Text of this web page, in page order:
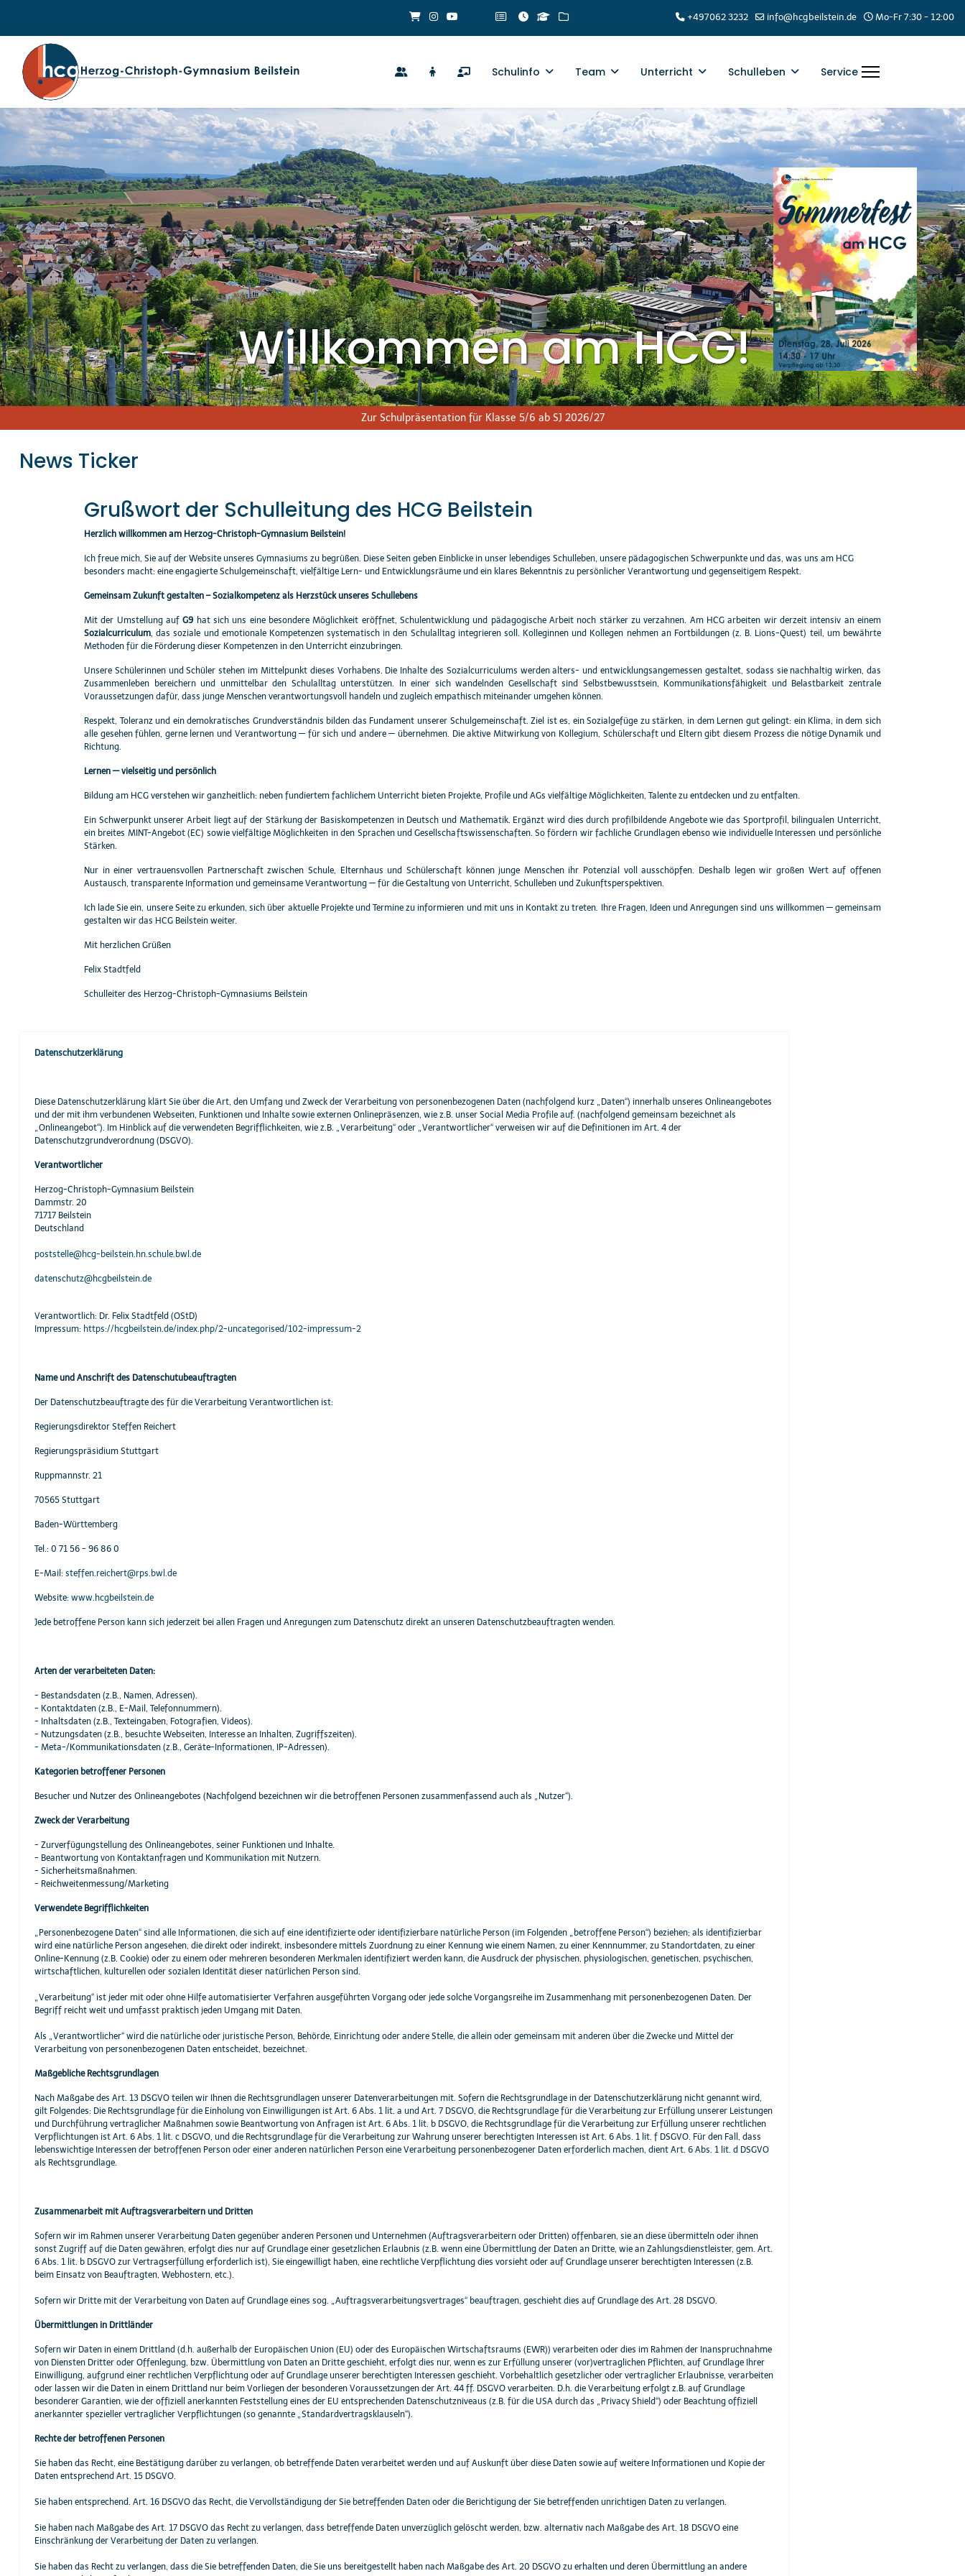
+497062 3232 info@hcgbeilstein.de Mo-Fr 7:30 - 12:00
Schulinfo Team Unterricht Schulleben Service
Willkommen am HCG!
Zur Schulpräsentation für Klasse 5/6 ab SJ 2026/27
News Ticker
Grußwort der Schulleitung des HCG Beilstein
Herzlich willkommen am Herzog-Christoph-Gymnasium Beilstein!
Ich freue mich, Sie auf der Website unseres Gymnasiums zu begrüßen. Diese Seiten geben Einblicke in unser lebendiges Schulleben, unsere pädagogischen Schwerpunkte und das, was uns am HCG
besonders macht: eine engagierte Schulgemeinschaft, vielfältige Lern- und Entwicklungsräume und ein klares Bekenntnis zu persönlicher Verantwortung und gegenseitigem Respekt.
Gemeinsam Zukunft gestalten – Sozialkompetenz als Herzstück unseres Schullebens
Mit der Umstellung aufG9 hat sich uns eine besondere Möglichkeit eröffnet, Schulentwicklung und pädagogische Arbeit noch stärker zu verzahnen. Am HCG arbeiten wir derzeit intensiv an einem
Sozialcurriculum, das soziale und emotionale Kompetenzen systematisch in den Schulalltag integrieren soll. Kolleginnen und Kollegen nehmen an Fortbildungen (z. B. Lions-Quest) teil, um bewährte
Methoden für die Förderung dieser Kompetenzen in den Unterricht einzubringen.
Unsere Schülerinnen und Schüler stehen im Mittelpunkt dieses Vorhabens. Die Inhalte des Sozialcurriculums werden alters- und entwicklungsangemessen gestaltet, sodass sie nachhaltig wirken, das
Zusammenleben bereichern und unmittelbar den Schulalltag unterstützen. In einer sich wandelnden Gesellschaft sind Selbstbewusstsein, Kommunikationsfähigkeit und Belastbarkeit zentrale
Voraussetzungen dafür, dass junge Menschen verantwortungsvoll handeln und zugleich empathisch miteinander umgehen können.
Respekt, Toleranz und ein demokratisches Grundverständnis bilden das Fundament unserer Schulgemeinschaft. Ziel ist es, ein Sozialgefüge zu stärken, in dem Lernen gut gelingt: ein Klima, in dem sich
alle gesehen fühlen, gerne lernen und Verantwortung — für sich und andere — übernehmen. Die aktive Mitwirkung von Kollegium, Schülerschaft und Eltern gibt diesem Prozess die nötige Dynamik und
Richtung.
Lernen — vielseitig und persönlich
Bildung am HCG verstehen wir ganzheitlich: neben fundiertem fachlichem Unterricht bieten Projekte, Profile und AGs vielfältige Möglichkeiten, Talente zu entdecken und zu entfalten.
Ein Schwerpunkt unserer Arbeit liegt auf der Stärkung der Basiskompetenzen in Deutsch und Mathematik. Ergänzt wird dies durch profilbildende Angebote wie das Sportprofil, bilingualen Unterricht,
ein breites MINT-Angebot (EC) sowie vielfältige Möglichkeiten in den Sprachen und Gesellschaftswissenschaften. So fördern wir fachliche Grundlagen ebenso wie individuelle Interessen und persönliche
Stärken.
Nur in einer vertrauensvollen Partnerschaft zwischen Schule, Elternhaus und Schülerschaft können junge Menschen ihr Potenzial voll ausschöpfen. Deshalb legen wir großen Wert auf offenen
Austausch, transparente Information und gemeinsame Verantwortung — für die Gestaltung von Unterricht, Schulleben und Zukunftsperspektiven.
Ich lade Sie ein, unsere Seite zu erkunden, sich über aktuelle Projekte und Termine zu informieren und mit uns in Kontakt zu treten. Ihre Fragen, Ideen und Anregungen sind uns willkommen — gemeinsam
gestalten wir das HCG Beilstein weiter.
Mit herzlichen Grüßen
Felix Stadtfeld
Schulleiter des Herzog-Christoph-Gymnasiums Beilstein
Datenschutzerklärung
Diese Datenschutzerklärung klärt Sie über die Art, den Umfang und Zweck der Verarbeitung von personenbezogenen Daten (nachfolgend kurz „Daten“) innerhalb unseres Onlineangebotes
und der mit ihm verbundenen Webseiten, Funktionen und Inhalte sowie externen Onlinepräsenzen, wie z.B. unser Social Media Profile auf. (nachfolgend gemeinsam bezeichnet als
„Onlineangebot“). Im Hinblick auf die verwendeten Begrifflichkeiten, wie z.B. „Verarbeitung“ oder „Verantwortlicher“ verweisen wir auf die Definitionen im Art. 4 der
Datenschutzgrundverordnung (DSGVO).
Verantwortlicher
Herzog-Christoph-Gymnasium Beilstein
Dammstr. 20
71717 Beilstein
Deutschland
poststelle@hcg-beilstein.hn.schule.bwl.de
datenschutz@hcgbeilstein.de
Verantwortlich: Dr. Felix Stadtfeld (OStD)
Impressum: https://hcgbeilstein.de/index.php/2-uncategorised/102-impressum-2
Name und Anschrift des Datenschutubeauftragten
Der Datenschutzbeauftragte des für die Verarbeitung Verantwortlichen ist:
Regierungsdirektor Steffen Reichert
Regierungspräsidium Stuttgart
Ruppmannstr. 21
70565 Stuttgart
Baden-Württemberg
Tel.: 0 71 56 - 96 86 0
E-Mail: steffen.reichert@rps.bwl.de
Website: www.hcgbeilstein.de
Jede betroffene Person kann sich jederzeit bei allen Fragen und Anregungen zum Datenschutz direkt an unseren Datenschutzbeauftragten wenden.
Arten der verarbeiteten Daten:
- Bestandsdaten (z.B., Namen, Adressen).
- Kontaktdaten (z.B., E-Mail, Telefonnummern).
- Inhaltsdaten (z.B., Texteingaben, Fotografien, Videos).
- Nutzungsdaten (z.B., besuchte Webseiten, Interesse an Inhalten, Zugriffszeiten).
- Meta-/Kommunikationsdaten (z.B., Geräte-Informationen, IP-Adressen).
Kategorien betroffener Personen
Besucher und Nutzer des Onlineangebotes (Nachfolgend bezeichnen wir die betroffenen Personen zusammenfassend auch als „Nutzer“).
Zweck der Verarbeitung
- Zurverfügungstellung des Onlineangebotes, seiner Funktionen und Inhalte.
- Beantwortung von Kontaktanfragen und Kommunikation mit Nutzern.
- Sicherheitsmaßnahmen.
- Reichweitenmessung/Marketing
Verwendete Begrifflichkeiten
„Personenbezogene Daten“ sind alle Informationen, die sich auf eine identifizierte oder identifizierbare natürliche Person (im Folgenden „betroffene Person“) beziehen; als identifizierbar
wird eine natürliche Person angesehen, die direkt oder indirekt, insbesondere mittels Zuordnung zu einer Kennung wie einem Namen, zu einer Kennnummer, zu Standortdaten, zu einer
Online-Kennung (z.B. Cookie) oder zu einem oder mehreren besonderen Merkmalen identifiziert werden kann, die Ausdruck der physischen, physiologischen, genetischen, psychischen,
wirtschaftlichen, kulturellen oder sozialen Identität dieser natürlichen Person sind.
„Verarbeitung“ ist jeder mit oder ohne Hilfe automatisierter Verfahren ausgeführten Vorgang oder jede solche Vorgangsreihe im Zusammenhang mit personenbezogenen Daten. Der
Begriff reicht weit und umfasst praktisch jeden Umgang mit Daten.
Als „Verantwortlicher“ wird die natürliche oder juristische Person, Behörde, Einrichtung oder andere Stelle, die allein oder gemeinsam mit anderen über die Zwecke und Mittel der
Verarbeitung von personenbezogenen Daten entscheidet, bezeichnet.
Maßgebliche Rechtsgrundlagen
Nach Maßgabe des Art. 13 DSGVO teilen wir Ihnen die Rechtsgrundlagen unserer Datenverarbeitungen mit. Sofern die Rechtsgrundlage in der Datenschutzerklärung nicht genannt wird,
gilt Folgendes: Die Rechtsgrundlage für die Einholung von Einwilligungen ist Art. 6 Abs. 1 lit. a und Art. 7 DSGVO, die Rechtsgrundlage für die Verarbeitung zur Erfüllung unserer Leistungen
und Durchführung vertraglicher Maßnahmen sowie Beantwortung von Anfragen ist Art. 6 Abs. 1 lit. b DSGVO, die Rechtsgrundlage für die Verarbeitung zur Erfüllung unserer rechtlichen
Verpflichtungen ist Art. 6 Abs. 1 lit. c DSGVO, und die Rechtsgrundlage für die Verarbeitung zur Wahrung unserer berechtigten Interessen ist Art. 6 Abs. 1 lit. f DSGVO. Für den Fall, dass
lebenswichtige Interessen der betroffenen Person oder einer anderen natürlichen Person eine Verarbeitung personenbezogener Daten erforderlich machen, dient Art. 6 Abs. 1 lit. d DSGVO
als Rechtsgrundlage.
Zusammenarbeit mit Auftragsverarbeitern und Dritten
Sofern wir im Rahmen unserer Verarbeitung Daten gegenüber anderen Personen und Unternehmen (Auftragsverarbeitern oder Dritten) offenbaren, sie an diese übermitteln oder ihnen
sonst Zugriff auf die Daten gewähren, erfolgt dies nur auf Grundlage einer gesetzlichen Erlaubnis (z.B. wenn eine Übermittlung der Daten an Dritte, wie an Zahlungsdienstleister, gem. Art.
6 Abs. 1 lit. b DSGVO zur Vertragserfüllung erforderlich ist), Sie eingewilligt haben, eine rechtliche Verpflichtung dies vorsieht oder auf Grundlage unserer berechtigten Interessen (z.B.
beim Einsatz von Beauftragten, Webhostern, etc.).
Sofern wir Dritte mit der Verarbeitung von Daten auf Grundlage eines sog. „Auftragsverarbeitungsvertrages“ beauftragen, geschieht dies auf Grundlage des Art. 28 DSGVO.
Übermittlungen in Drittländer
Sofern wir Daten in einem Drittland (d.h. außerhalb der Europäischen Union (EU) oder des Europäischen Wirtschaftsraums (EWR)) verarbeiten oder dies im Rahmen der Inanspruchnahme
von Diensten Dritter oder Offenlegung, bzw. Übermittlung von Daten an Dritte geschieht, erfolgt dies nur, wenn es zur Erfüllung unserer (vor)vertraglichen Pflichten, auf Grundlage Ihrer
Einwilligung, aufgrund einer rechtlichen Verpflichtung oder auf Grundlage unserer berechtigten Interessen geschieht. Vorbehaltlich gesetzlicher oder vertraglicher Erlaubnisse, verarbeiten
oder lassen wir die Daten in einem Drittland nur beim Vorliegen der besonderen Voraussetzungen der Art. 44 ff. DSGVO verarbeiten. D.h. die Verarbeitung erfolgt z.B. auf Grundlage
besonderer Garantien, wie der offiziell anerkannten Feststellung eines der EU entsprechenden Datenschutzniveaus (z.B. für die USA durch das „Privacy Shield“) oder Beachtung offiziell
anerkannter spezieller vertraglicher Verpflichtungen (so genannte „Standardvertragsklauseln“).
Rechte der betroffenen Personen
Sie haben das Recht, eine Bestätigung darüber zu verlangen, ob betreffende Daten verarbeitet werden und auf Auskunft über diese Daten sowie auf weitere Informationen und Kopie der
Daten entsprechend Art. 15 DSGVO.
Sie haben entsprechend. Art. 16 DSGVO das Recht, die Vervollständigung der Sie betreffenden Daten oder die Berichtigung der Sie betreffenden unrichtigen Daten zu verlangen.
Sie haben nach Maßgabe des Art. 17 DSGVO das Recht zu verlangen, dass betreffende Daten unverzüglich gelöscht werden, bzw. alternativ nach Maßgabe des Art. 18 DSGVO eine
Einschränkung der Verarbeitung der Daten zu verlangen.
Sie haben das Recht zu verlangen, dass die Sie betreffenden Daten, die Sie uns bereitgestellt haben nach Maßgabe des Art. 20 DSGVO zu erhalten und deren Übermittlung an andere